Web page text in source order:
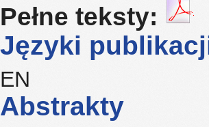
Pełne teksty:
Języki
EN
Abstrakty